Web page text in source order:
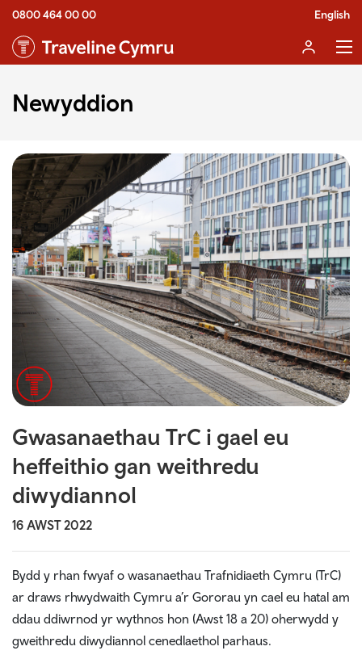
0800 464 00 00 English
Newyddion
Gwasanaethau TrC i gael eu
heffeithio gan weithredu
diwydiannol
16 AWST 2022
Bydd y rhan fwyaf o wasanaethau Trafnidiaeth Cymru (TrC)
ar draws rhwydwaith Cymru a’r Gororau yn cael eu hatal am
ddau ddiwrnod yr wythnos hon (Awst 18 a 20) oherwydd y
gweithredu diwydiannol cenedlaethol parhaus.